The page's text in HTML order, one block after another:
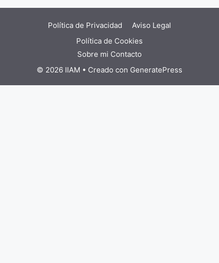
Política de Privacidad
Aviso Legal
Política de Cookies
Sobre mi Contacto
© 2026 IIAM • Creado con GeneratePress